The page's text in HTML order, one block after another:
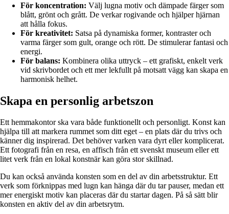
För koncentration: Välj lugna motiv och dämpade färger som
blått, grönt och grått. De verkar rogivande och hjälper hjärnan
att hålla fokus.
För kreativitet: Satsa på dynamiska former, kontraster och
varma färger som gult, orange och rött. De stimulerar fantasi och
energi.
För balans: Kombinera olika uttryck – ett grafiskt, enkelt verk
vid skrivbordet och ett mer lekfullt på motsatt vägg kan skapa en
harmonisk helhet.
Skapa en personlig arbetszon
Ett hemmakontor ska vara både funktionellt och personligt. Konst kan
hjälpa till att markera rummet som ditt eget – en plats där du trivs och
känner dig inspirerad. Det behöver varken vara dyrt eller komplicerat.
Ett fotografi från en resa, en affisch från ett svenskt museum eller ett
litet verk från en lokal konstnär kan göra stor skillnad.
Du kan också använda konsten som en del av din arbetsstruktur. Ett
verk som förknippas med lugn kan hänga där du tar pauser, medan ett
mer energiskt motiv kan placeras där du startar dagen. På så sätt blir
konsten en aktiv del av din arbetsrytm.